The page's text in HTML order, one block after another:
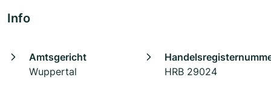
Info
Amtsgericht
Wuppertal
HRB 29024